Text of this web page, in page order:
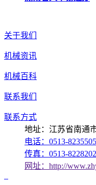
关于我们
机械资讯
机械百科
联系我们
联系方式
地址：江苏省南通
电话：0513-
传真：0513-
网址：http://